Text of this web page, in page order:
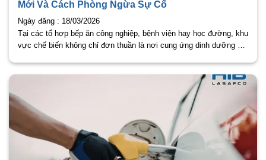
Mới Và Cách Phòng Ngừa Sự Cố
Ngày đăng : 18/03/2026
Tại các tổ hợp bếp ăn công nghiệp, bệnh viện hay học đường, khu
vực chế biến không chỉ đơn thuần là nơi cung ứng dinh dưỡng mà